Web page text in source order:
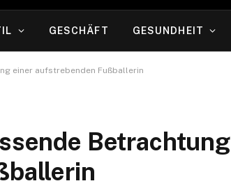
GESCHÄFT GESUNDHEIT
einer aufstrebenden Fußballerin
Betrachtung